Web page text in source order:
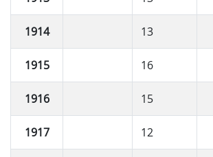
1914 13
1915 16
1916 15
1917 12